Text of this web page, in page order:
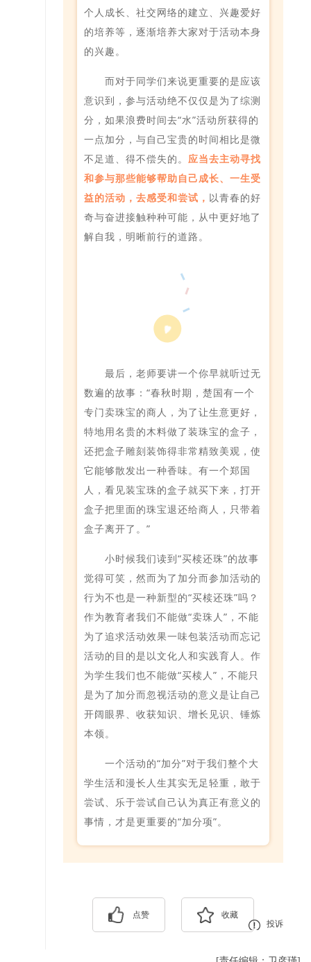
个人成长、社交网络的建立、兴趣爱好
的培养等，逐渐培养大家对于活动本身
的兴趣。
而对于同学们来说更重要的是应该
意识到，参与活动绝不仅仅是为了综测
分，如果浪费时间去“水”活动所获得的
一点加分，与自己宝贵的时间相比是微
不足道、得不偿失的。 应当去主动寻找
和参与那些能够帮助自己成长、一生受
益的活动，去感受和尝试， 以青春的好
奇与奋进接触种种可能，从中更好地了
解自我，明晰前行的道路。
最后，老师要讲一个你早就听过无
数遍的故事：“春秋时期，楚国有一个
专门卖珠宝的商人，为了让生意更好，
特地用名贵的木料做了装珠宝的盒子，
还把盒子雕刻装饰得非常精致美观，使
它能够散发出一种香味。有一个郑国
人，看见装宝珠的盒子就买下来，打开
盒子把里面的珠宝退还给商人，只带着
盒子离开了。”
小时候我们读到“买椟还珠”的故事
觉得可笑，然而为了加分而参加活动的
行为不也是一种新型的“买椟还珠”吗？
作为教育者我们不能做“卖珠人”，不能
为了追求活动效果一味包装活动而忘记
活动的目的是以文化人和实践育人。作
为学生我们也不能做“买椟人”，不能只
是为了加分而忽视活动的意义是让自己
开阔眼界、收获知识、增长见识、锤炼
本领。
一个活动的“加分”对于我们整个大
学生活和漫长人生其实无足轻重，敢于
尝试、乐于尝试自己认为真正有意义的
事情，才是更重要的“加分项”。
点赞
收藏
投诉